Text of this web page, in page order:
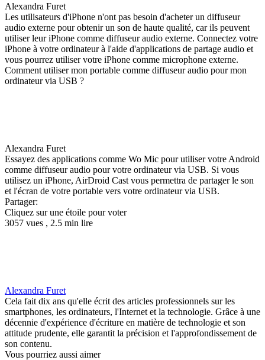
Alexandra Furet
Les utilisateurs d'iPhone n'ont pas besoin d'acheter un diffuseur
audio externe pour obtenir un son de haute qualité, car ils peuvent
utiliser leur iPhone comme diffuseur audio externe. Connectez votre
iPhone à votre ordinateur à l'aide d'applications de partage audio et
vous pourrez utiliser votre iPhone comme microphone externe.
Comment utiliser mon portable comme diffuseur audio pour mon
ordinateur via USB ?
Alexandra Furet
Essayez des applications comme Wo Mic pour utiliser votre Android
comme diffuseur audio pour votre ordinateur via USB. Si vous
utilisez un iPhone, AirDroid Cast vous permettra de partager le son
et l'écran de votre portable vers votre ordinateur via USB.
Partager:
Cliquez sur une étoile pour voter
3057 vues , 2.5 min lire
Alexandra Furet
Cela fait dix ans qu'elle écrit des articles professionnels sur les
smartphones, les ordinateurs, l'Internet et la technologie. Grâce à une
décennie d'expérience d'écriture en matière de technologie et son
attitude prudente, elle garantit la précision et l'approfondissement de
son contenu.
Vous pourriez aussi aimer